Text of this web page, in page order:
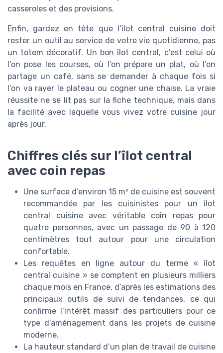
casseroles et des provisions.
Enfin, gardez en tête que l’îlot central cuisine doit
rester un outil au service de votre vie quotidienne, pas
un totem décoratif. Un bon îlot central, c’est celui où
l’on pose les courses, où l’on prépare un plat, où l’on
partage un café, sans se demander à chaque fois si
l’on va rayer le plateau ou cogner une chaise. La vraie
réussite ne se lit pas sur la fiche technique, mais dans
la facilité avec laquelle vous vivez votre cuisine jour
après jour.
Chiffres clés sur l’îlot central
avec coin repas
Une surface d’environ 15 m² de cuisine est souvent
recommandée par les cuisinistes pour un îlot
central cuisine avec véritable coin repas pour
quatre personnes, avec un passage de 90 à 120
centimètres tout autour pour une circulation
confortable.
Les requêtes en ligne autour du terme « îlot
central cuisine » se comptent en plusieurs milliers
chaque mois en France, d’après les estimations des
principaux outils de suivi de tendances, ce qui
confirme l’intérêt massif des particuliers pour ce
type d’aménagement dans les projets de cuisine
moderne.
La hauteur standard d’un plan de travail de cuisine